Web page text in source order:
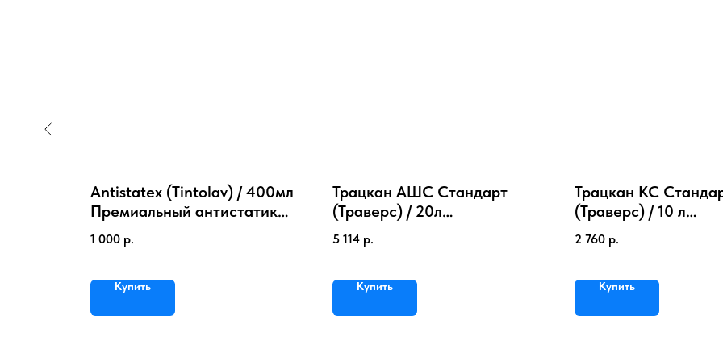
Antistatex (Tintolav) / 400мл
Премиальный антистатик
для одежды и текстиля
1 000 р.
Купить
Трацкан АШС Стандарт
(Траверс) / 20л
Кондиционер с отдушкой
для текстиля
5 114 р.
Купить
Трацкан КС
(Траверс) / 10 л
Силиконовый
2 760 р.
Купить